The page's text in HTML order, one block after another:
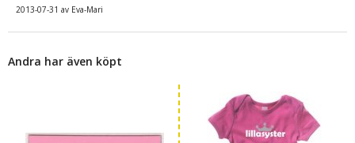
2013-07-31 av Eva-Mari
Andra har även köpt